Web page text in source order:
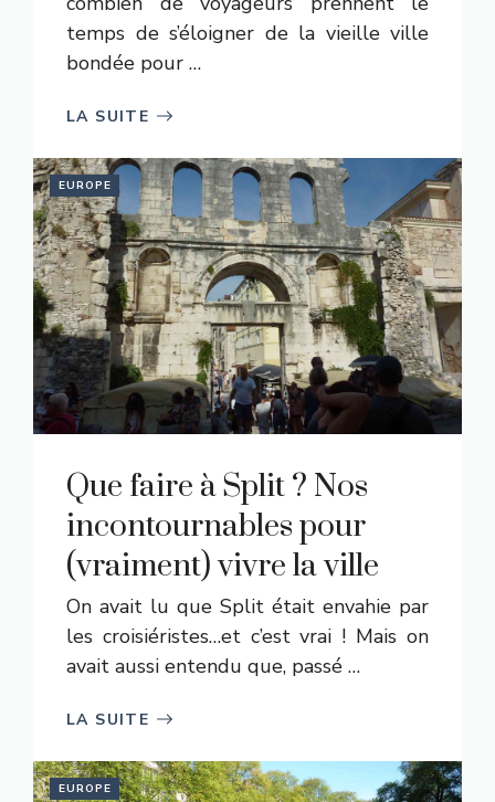
temps de s’éloigner de la vieille ville
bondée pour …
LA SUITE
EUROPE
Que faire à Split ? Nos
incontournables pour
(vraiment) vivre la ville
On avait lu que Split était envahie par
les croisiéristes…et c’est vrai ! Mais on
avait aussi entendu que, passé …
LA SUITE
EUROPE